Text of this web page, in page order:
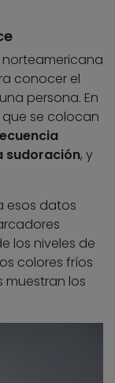
conocer el
persona. En
se colocan
sudoración, y
esos datos
los niveles de
colores fríos
muestran los